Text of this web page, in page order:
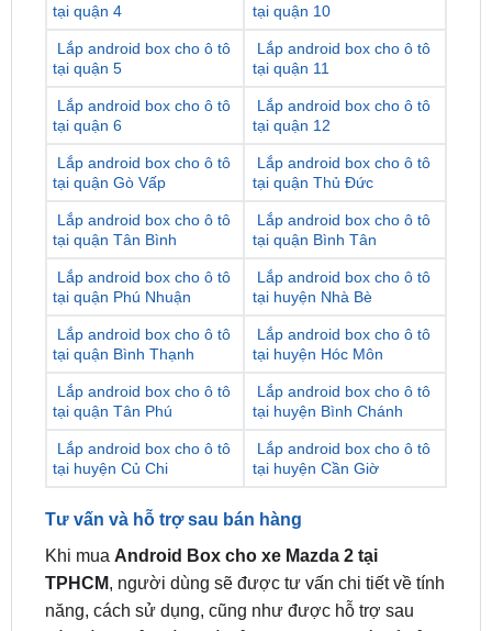
Lắp android box cho ô tô
tại quận 3
Lắp android box cho ô tô
tại quận 9
Lắp android box cho ô tô
tại quận 4
Lắp android box cho ô tô
tại quận 10
Lắp android box cho ô tô
tại quận 5
Lắp android box cho ô tô
tại quận 11
Lắp android box cho ô tô
tại quận 6
Lắp android box cho ô tô
tại quận 12
Lắp android box cho ô tô
tại quận Gò Vấp
Lắp android box cho ô tô
tại quận Thủ Đức
Lắp android box cho ô tô
tại quận Tân Bình
Lắp android box cho ô tô
tại quận Bình Tân
Lắp android box cho ô tô
tại quận Phú Nhuận
Lắp android box cho ô tô
tại huyện Nhà Bè
Lắp android box cho ô tô
tại quận Bình Thạnh
Lắp android box cho ô tô
tại huyện Hóc Môn
Lắp android box cho ô tô
Lắp android box cho ô tô
tại huyện Củ Chi
tại huyện Cần Giờ
Tư vấn và hỗ trợ sau bán hàng